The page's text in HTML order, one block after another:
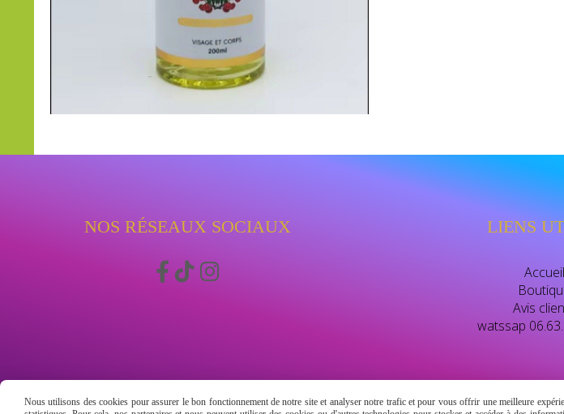
NOS RÉSEAUX SOCIAUX
  
LIENS
Accueil
Avis
watssap
Nous utilisons des cookies pour assurer le bon fonctionnement de notre site et analyser notre trafic et pour vous offrir une meilleure